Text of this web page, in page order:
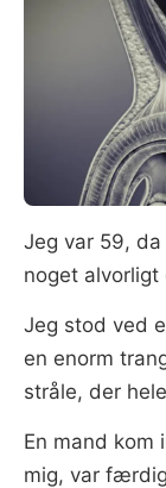
Jeg var 59,
noget alvorligt
Jeg stod ved
en enorm
stråle, der
En mand kom
mig, var